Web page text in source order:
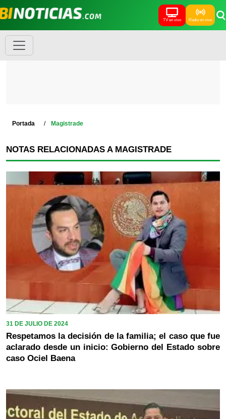
TV en vivo Radio en vivo
Portada Magistrade
NOTAS RELACIONADAS A MAGISTRADE
31 DE JULIO DE 2024
Respetamos la decisión de la familia; el caso que fue
aclarado desde un inicio: Gobierno del Estado sobre
caso Ociel Baena